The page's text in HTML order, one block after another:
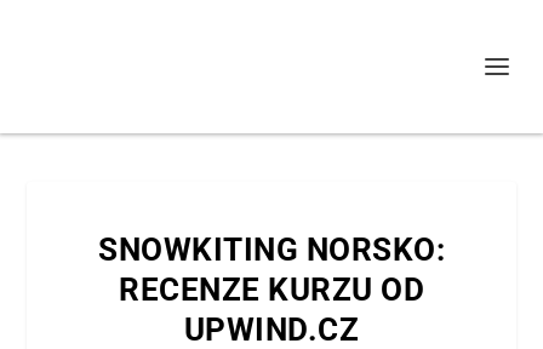
SNOWKITING NORSKO:
RECENZE KURZU OD
UPWIND.CZ